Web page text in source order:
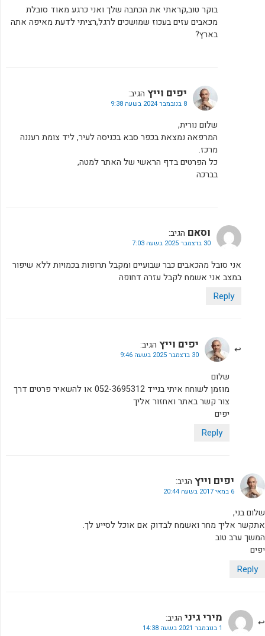
בוקר טוב,קראתי את הכתבה שלך ואני כרגע מאוד סובלת
מכאבים עזים בעכוז שמושכים לרגל,רציתי לדעת מאיפה אתה
בארץ?
יפים וייץ הגיב:
8 בנובמבר 2024 בשעה 9:38
שלום נורית,
המרפאה נמצאת בכפר סבא בכניסה לעיר, ליד צומת רעננה
מרכז.
כל הפרטים בדף הראשי של האתר למטה,
בברכה
וסאם הגיב:
30 בדצמבר 2025 בשעה 7:03
אני סובל מהכאבים כבר שבועיים ומקבל תרופות בכמויות ללא שיפור
במצב אני אשמח לקבל עזרה דחופה
Reply
יפים וייץ הגיב:
30 בדצמבר 2025 בשעה 9:46
שלום
מוזמן לשוחח איתי בנייד 052-3695312 או להשאיר פרטים דרך
צור קשר באתר ואחזור אליך
יפים
Reply
יפים וייץ הגיב:
6 במאי 2017 בשעה 20:44
שלום בני,
אתקשר אליך מחר ואשמח לבדוק אם אוכל לסייע לך.
המשך ערב טוב
יפים
Reply
מירי גיני הגיב:
1 בנובמבר 2021 בשעה 14:38